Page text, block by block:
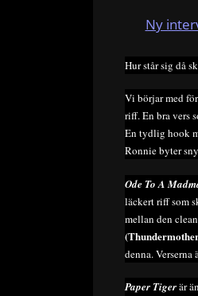
Ny
Hur står sig då
Vi börjar med
riff. En bra vers
En tydlig hook
Ronnie byter
Ode To A
läckert riff som
mellan den
denna.
Paper Tigerär